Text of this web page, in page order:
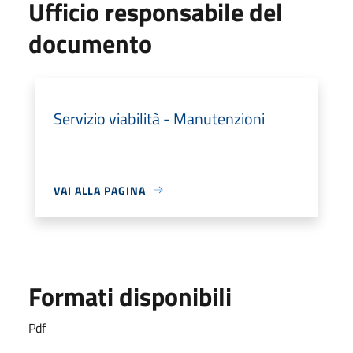
Ufficio responsabile del
documento
Servizio viabilità - Manutenzioni
VAI ALLA PAGINA
Formati disponibili
Pdf